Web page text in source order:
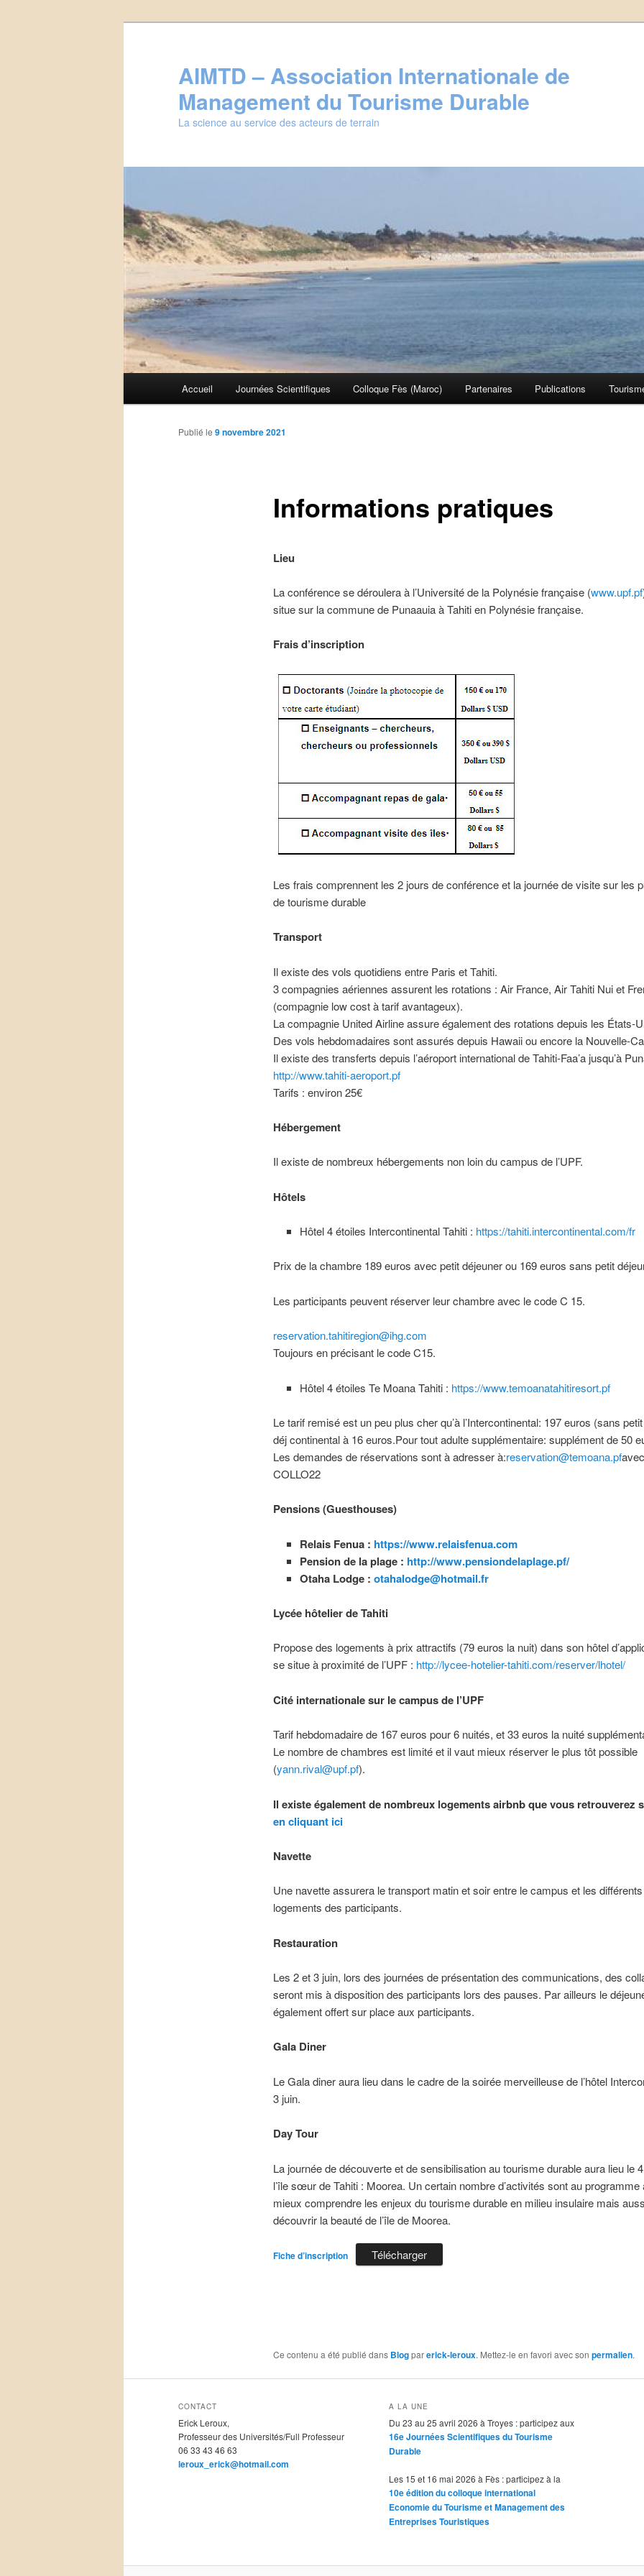
AIMTD – Association Internationale de
Management du Tourisme Durable
La science au service des acteurs de terrain
Accueil Journées Scientifiques Colloque Fès (Maroc) Partenaires Publications
Informations pratiques
Publié le 9 novembre 2021
Lieu
La conférence se déroulera à l’Université de la Polynésie française (www.upf.pf
situe sur la commune de Punaauia à Tahiti en Polynésie française.
Frais d’inscription
Les frais comprennent les 2 jours de conférence et la journée de visite sur les
de tourisme durable
Transport
Il existe des vols quotidiens entre Paris et Tahiti.
3 compagnies aériennes assurent les rotations : Air France, Air Tahiti Nui et
(compagnie low cost à tarif avantageux).
La compagnie United Airline assure également des rotations depuis les États-
Des vols hebdomadaires sont assurés depuis Hawaii ou encore la Nouvelle-
Il existe des transferts depuis l’aéroport international de Tahiti-Faa’a jusqu’à
http://www.tahiti-aeroport.pf
Tarifs : environ 25€
Hébergement
Il existe de nombreux hébergements non loin du campus de l’UPF.
Hôtels
Hôtel 4 étoiles Intercontinental Tahiti : https://tahiti.intercontinental.com/fr
Prix de la chambre 189 euros avec petit déjeuner ou 169 euros sans petit
Les participants peuvent réserver leur chambre avec le code C 15.
reservation.tahitiregion@ihg.com
Toujours en précisant le code C15.
Hôtel 4 étoiles Te Moana Tahiti : https://www.temoanatahitiresort.pf
Le tarif remisé est un peu plus cher qu’à l’Intercontinental: 197 euros (sans
déj continental à 16 euros.Pour tout adulte supplémentaire: supplément de 50
Les demandes de réservations sont à adresser à:reservation@temoana.pf
COLLO22
Pensions (Guesthouses)
Relais Fenua : https://www.relaisfenua.com
Pension de la plage : http://www.pensiondelaplage.pf/
Otaha Lodge :otahalodge@hotmail.fr
Lycée hôtelier de Tahiti
Propose des logements à prix attractifs (79 euros la nuit) dans son hôtel
se situe à proximité de l’UPF : http://lycee-hotelier-tahiti.com/reserver/lhotel/
Cité internationale sur le campus de l’UPF
Tarif hebdomadaire de 167 euros pour 6 nuités, et 33 euros la nuité
Le nombre de chambres est limité et il vaut mieux réserver le plus tôt possible
(yann.rival@upf.pf).
Il existe également de nombreux logements airbnb que vous retrouverez
en cliquant ici
Navette
Une navette assurera le transport matin et soir entre le campus et les différents
logements des participants.
Restauration
Les 2 et 3 juin, lors des journées de présentation des communications, des
seront mis à disposition des participants lors des pauses. Par ailleurs le
également offert sur place aux participants.
Gala Diner
Le Gala diner aura lieu dans le cadre de la soirée merveilleuse de l’hôtel
3 juin.
Day Tour
La journée de découverte et de sensibilisation au tourisme durable aura lieu le
l’île sœur de Tahiti : Moorea. Un certain nombre d’activités sont au programme
mieux comprendre les enjeux du tourisme durable en milieu insulaire mais
découvrir la beauté de l’île de Moorea.
Fiche d’inscription Télécharger
Ce contenu a été publié dans Blogparerick-leroux. Mettez-le en favori avec son permalien.
CONTACT
Erick Leroux,
Professeur des Universités/Full Professeur
06 33 43 46 63
leroux_erick@hotmail.com
A LA UNE
Du 23 au 25 avril 2026 à Troyes : participez aux
16e Journées Scientifiques du Tourisme
Durable
Les 15 et 16 mai 2026 à Fès : participez à la
10e édition du colloque international
Economie du Tourisme et Management des
Entreprises Touristiques